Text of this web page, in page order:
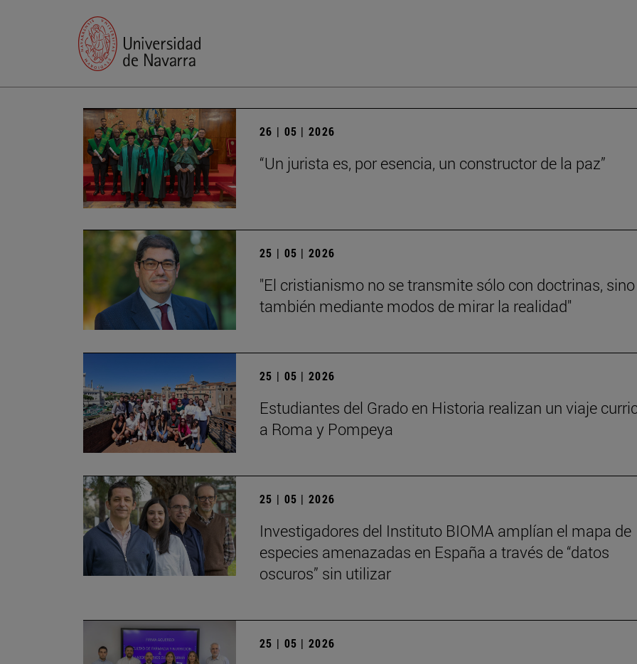
26 | 05 | 2026
“Un jurista es, por esencia, un constructor de la paz”
25 | 05 | 2026
"El cristianismo no se transmite sólo con doctrinas, sino
también mediante modos de mirar la realidad"
25 | 05 | 2026
Estudiantes del Grado en Historia realizan un viaje
a Roma y Pompeya
25 | 05 | 2026
Investigadores del Instituto BIOMA amplían el mapa de
especies amenazadas en España a través de “datos
oscuros” sin utilizar
25 | 05 | 2026